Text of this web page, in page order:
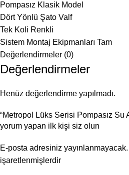
Pompasız Klasik Model
Dört Yönlü Şato Valf
Tek Koli Renkli
Sistem Montaj Ekipmanları Tam
Değerlendirmeler (0)
Değerlendirmeler
Henüz değerlendirme yapılmadı.
“Metropol Lüks Serisi Pompasız Su
yorum yapan ilk kişi siz olun
E-posta adresiniz yayınlanmayacak.
işaretlenmişlerdir